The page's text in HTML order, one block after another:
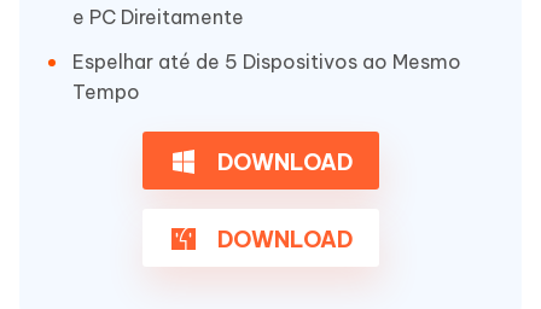
e PC Direitamente
Espelhar até de 5 Dispositivos ao Mesmo
Tempo
DOWNLOAD
DOWNLOAD